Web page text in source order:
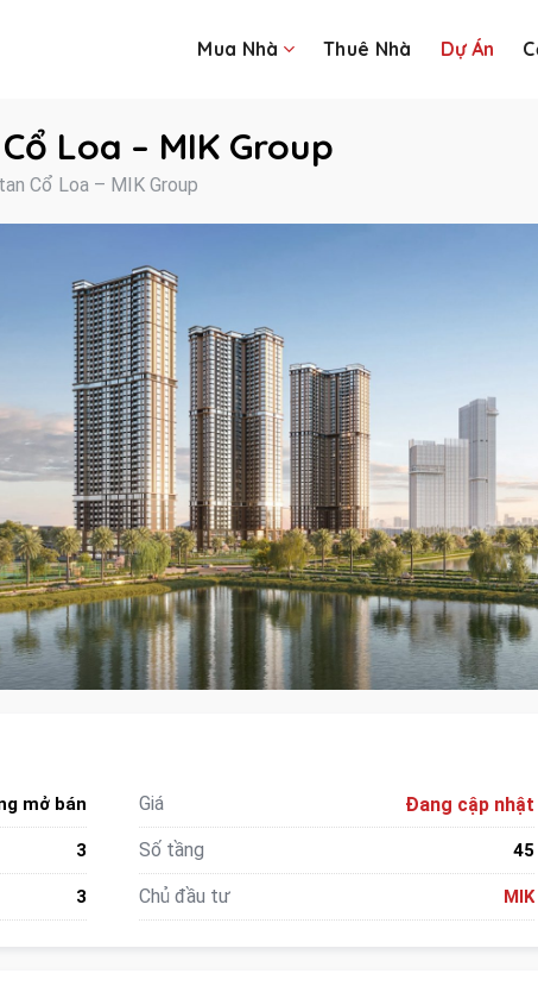
Mua Nhà Thuê Nhà Dự Án
Loa – MIK Group
Cổ Loa – MIK Group
mở bán Giá Đang cập nhật
3 Số tầng 45
3 Chủ đầu tư MIK